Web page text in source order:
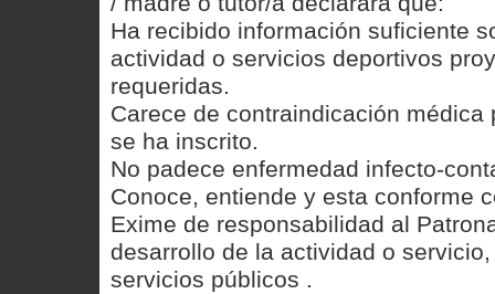
Ha recibido información suficiente
actividad o servicios deportivos
requeridas.
Carece de contraindicación
se ha inscrito.
No padece enfermedad infecto-
Conoce, entiende y esta conforme
Exime de responsabilidad al
desarrollo de la actividad o
servicios públicos .